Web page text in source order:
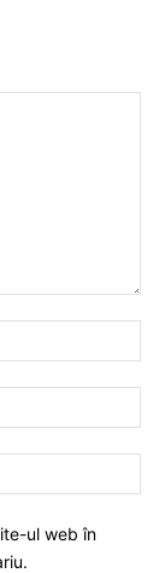
ul web în